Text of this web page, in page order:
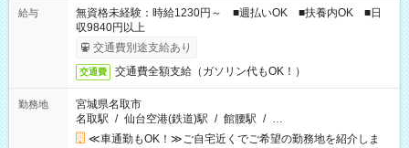
給与
無資格未経験：時給1230円～ ■週払いOK ■扶養内OK ■日
収9840円以上
交通費別途支給あり
交通費 交通費全額支給（ガソリン代もOK！）
勤務地
宮城県名取市
名取駅 / 仙台空港(鉄道)駅 / 館腰駅 / …
≪車通勤もOK！≫ご自宅近くでご希望の勤務地を紹介しま